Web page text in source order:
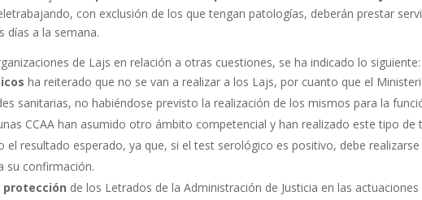
con exclusión de los que tengan patologías, deberán prestar
días a la semana.
de Lajs en relación a otras cuestiones, se ha indicado lo siguiente:
ha reiterado que no se van a realizar a los Lajs, por cuanto que el
sanitarias, no habiéndose previsto la realización de los mismos para la
CCAA han asumido otro ámbito competencial y han realizado este tipo de
el resultado esperado, ya que, si el test serológico es positivo, debe realizarse
su confirmación.
protección de los Letrados de la Administración de Justicia en las actuaciones